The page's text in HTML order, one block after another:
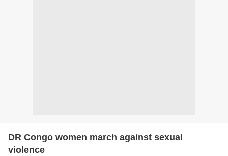
DR Congo women march against sexual
violence